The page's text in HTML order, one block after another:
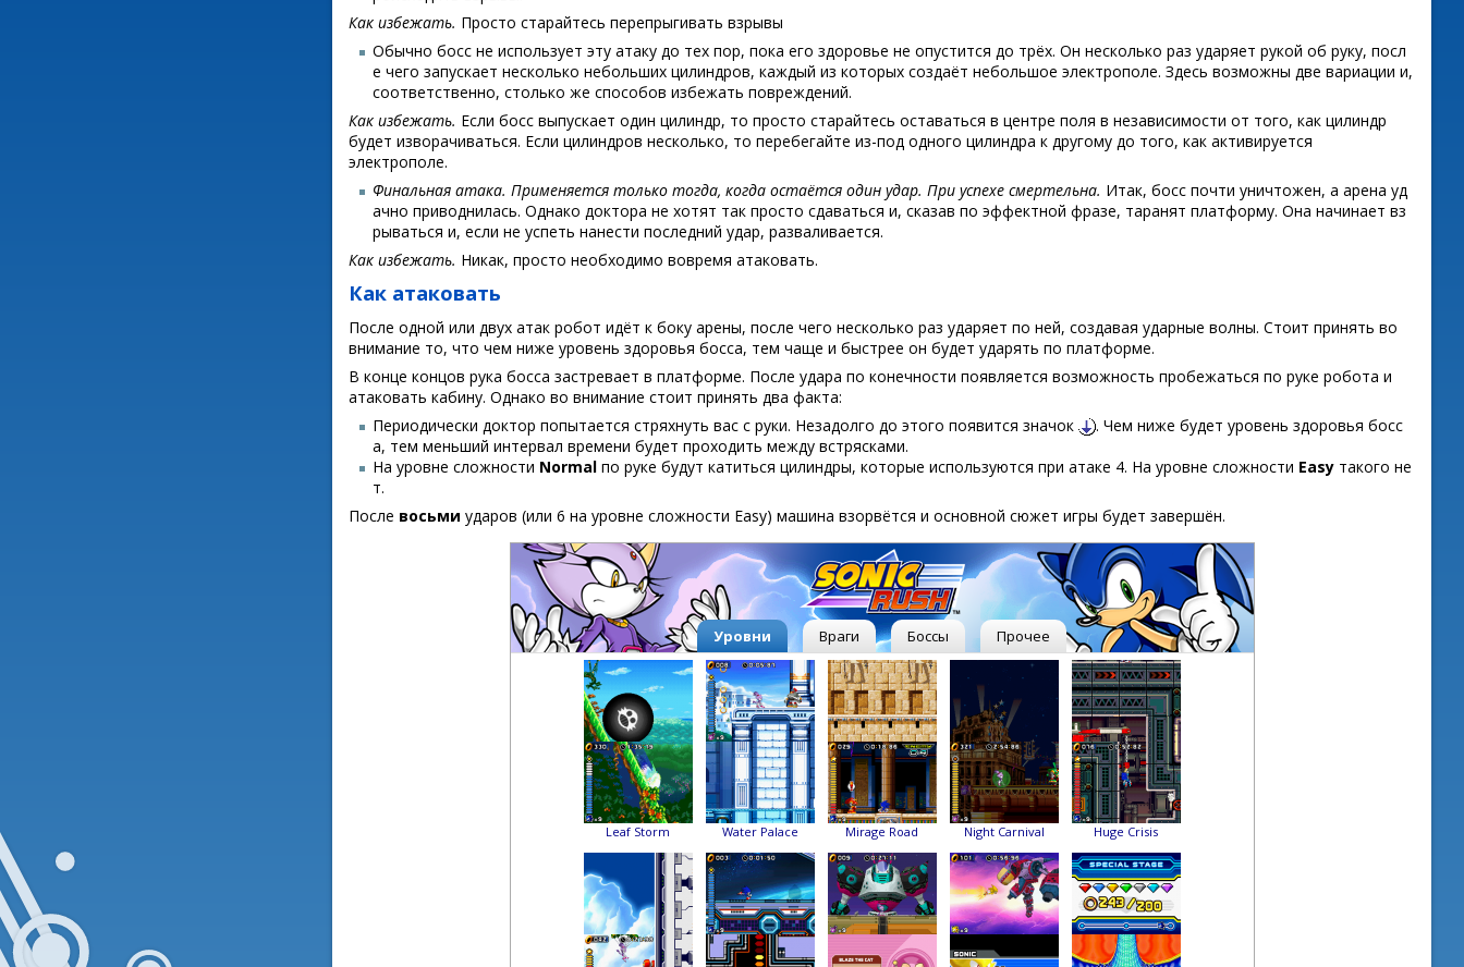
Как избежать. Просто старайтесь перепрыгивать взрывы
Обычно босс не использует эту атаку до тех пор, пока его здоровье не опустится до трёх. Он несколько раз ударяет рукой об руку, посл
е чего запускает несколько небольших цилиндров, каждый из которых создаёт небольшое электрополе. Здесь возможны две вариации и,
соответственно, столько же способов избежать повреждений.
Как избежать. Если босс выпускает один цилиндр, то просто старайтесь оставаться в центре поля в независимости от того, как цилиндр
будет изворачиваться. Если цилиндров несколько, то перебегайте из-под одного цилиндра к другому до того, как активируется
электрополе.
Финальная атака. Применяется только тогда, когда остаётся один удар. При успехе смертельна. Итак, босс почти уничтожен, а арена уд
ачно приводнилась. Однако доктора не хотят так просто сдаваться и, сказав по эффектной фразе, таранят платформу. Она начинает вз
рываться и, если не успеть нанести последний удар, разваливается.
Как избежать. Никак, просто необходимо вовремя атаковать.
Как атаковать
После одной или двух атак робот идёт к боку арены, после чего несколько раз ударяет по ней, создавая ударные волны. Стоит принять во
внимание то, что чем ниже уровень здоровья босса, тем чаще и быстрее он будет ударять по платформе.
В конце концов рука босса застревает в платформе. После удара по конечности появляется возможность пробежаться по руке робота и
атаковать кабину. Однако во внимание стоит принять два факта:
Периодически доктор попытается стряхнуть вас с руки. Незадолго до этого появится значок
. Чем ниже будет уровень здоровья босс
а, тем меньший интервал времени будет проходить между встрясками.
На уровне сложности Normal по руке будут катиться цилиндры, которые используются при атаке 4. На уровне сложности Easy такого не
т.
После восьми ударов (или 6 на уровне сложности Easy) машина взорвётся и основной сюжет игры будет завершён.
Уровни Враги Боссы Прочее
Leaf Storm Water Palace Mirage Road Night Carnival Huge Crisis